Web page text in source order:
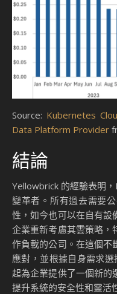
Source: Kubernetes
Data Platform Provider
結論
Yellowbrick 的經驗表明
變革者。所有過去需要
性，如今也可以在自有設
企業重新考慮其雲策略，
作負載的公司。在這個不
應對，並根據自身需求
起為企業提供了一個新的
提升系統的安全性和靈活